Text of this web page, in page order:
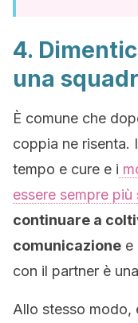
4.
una
È comune che
coppia ne risenta.
tempo e cure e i
essere sempre più
continuare a
comunicazione e
con il partner è
Allo stesso modo,